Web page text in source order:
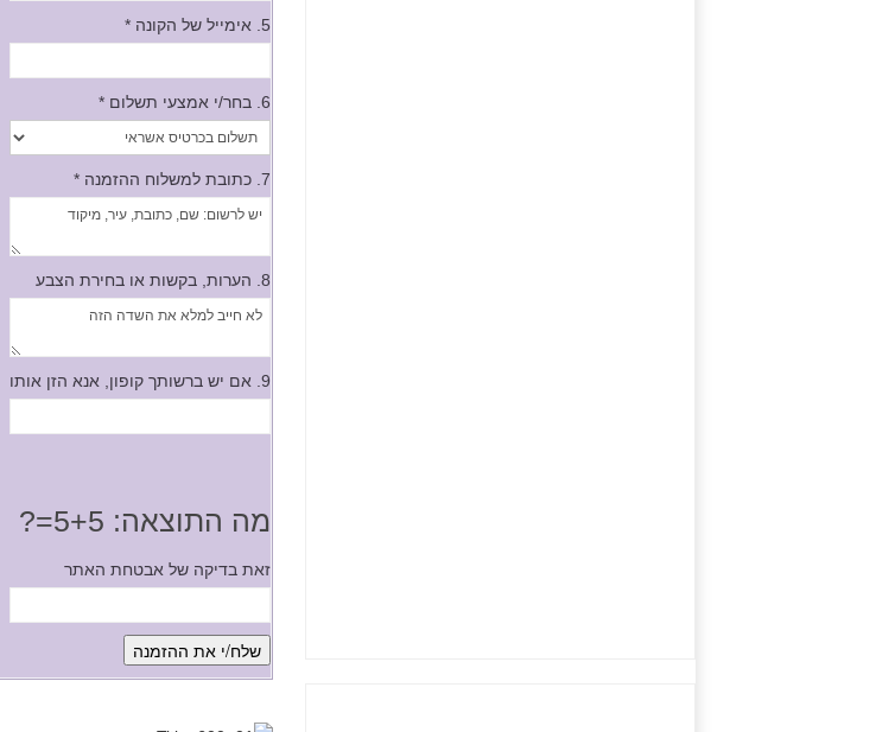
5. אימייל של הקונה *
6. בחר/י אמצעי תשלום *
7. כתובת למשלוח ההזמנה *
8. הערות, בקשות או בחירת הצבע
9. אם יש ברשותך קופון, אנא הזן אותו
מה התוצאה: 5+5=?
זאת בדיקה של אבטחת האתר